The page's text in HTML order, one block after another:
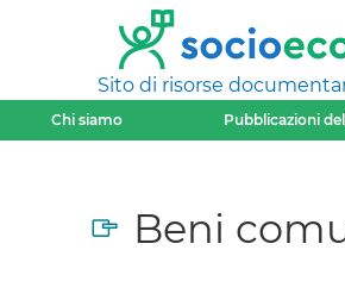
Sito di risorse
Chi siamo Pubblicazioni
Beni